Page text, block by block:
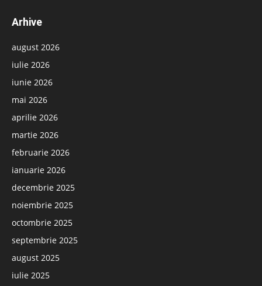
Arhive
august 2026
iulie 2026
iunie 2026
mai 2026
aprilie 2026
martie 2026
februarie 2026
ianuarie 2026
decembrie 2025
noiembrie 2025
octombrie 2025
septembrie 2025
august 2025
iulie 2025